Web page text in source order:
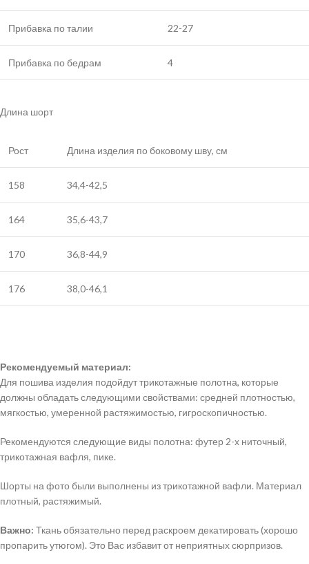
Прибавка по талии 22-27
Прибавка по бедрам 4
Длина шорт
Рост Длина изделия по боковому шву, см
158 34,4-42,5
164 35,6-43,7
170 36,8-44,9
176 38,0-46,1
Рекомендуемый материал:
Для пошива изделия подойдут трикотажные полотна, которые
должны обладать следующими свойствами: средней плотностью,
мягкостью, умеренной растяжимостью, гигроскопичностью.
Рекомендуются следующие виды полотна: футер 2-х ниточный,
трикотажная вафля, пике.
Шорты на фото были выполнены из трикотажной вафли. Материал
плотный, растяжимый.
Важно: Ткань обязательно перед раскроем декатировать (хорошо
пропарить утюгом). Это Вас избавит от неприятных сюрпризов.